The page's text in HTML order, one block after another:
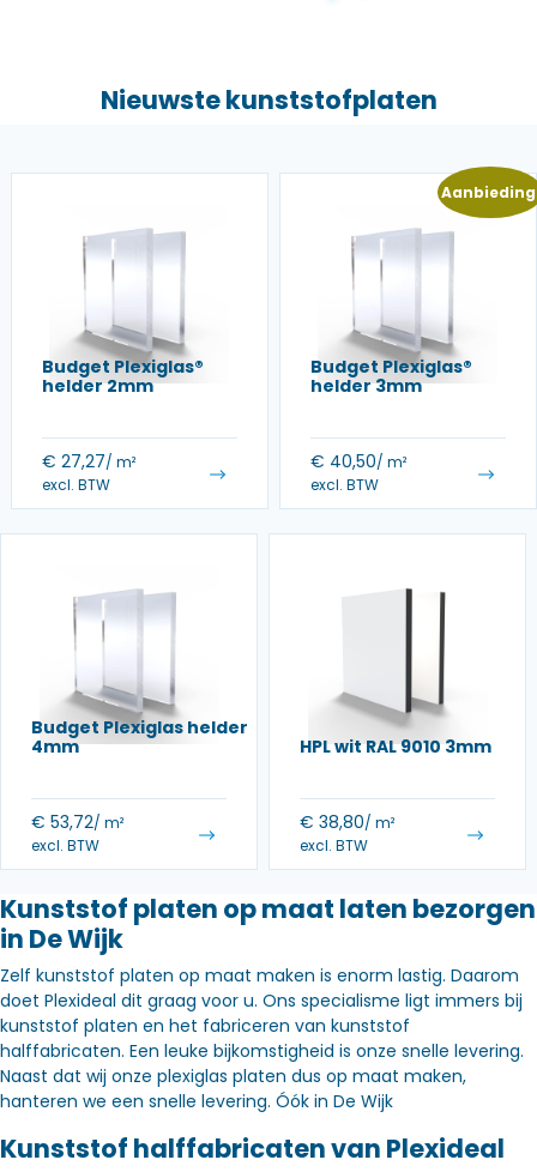
Nieuwste kunststofplaten
Budget Plexiglas®
helder 2mm
€ 27,27/ m²
excl. BTW
Budget Plexiglas®
helder 3mm
€ 40,50/ m²
excl. BTW
Budget Plexiglas helder
4mm
€ 53,72/ m²
excl. BTW
HPL wit RAL 9010 3mm
€ 38,80/ m²
excl. BTW
Kunststof platen op maat laten bezorgen
in De Wijk
Zelf kunststof platen op maat maken is enorm lastig. Daarom
doet Plexideal dit graag voor u. Ons specialisme ligt immers bij
kunststof platen en het fabriceren van kunststof
halffabricaten. Een leuke bijkomstigheid is onze snelle levering.
Naast dat wij onze plexiglas platen dus op maat maken,
hanteren we een snelle levering. Óók in De Wijk
Kunststof halffabricaten van Plexideal